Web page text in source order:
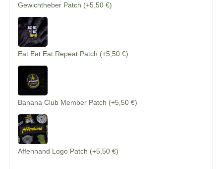
Gewichtheber Patch (+5,50 €)
Eat Eat Eat Repeat Patch (+5,50 €)
Banana Club Member Patch (+5,50 €)
Affenhand Logo Patch (+5,50 €)